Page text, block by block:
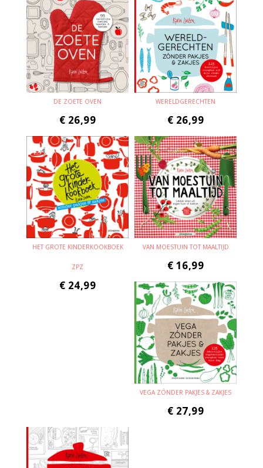
DE ZOETE OVEN
€ 26,99
WERELDGERECHTEN
€ 26,99
HET GROTE KINDERKOOKBOEK
ZPZ
€ 24,99
VAN MOESTUIN TOT MAALTIJD
€ 16,99
VEGA ZÓNDER PAKJES & ZAKJES
€ 27,99